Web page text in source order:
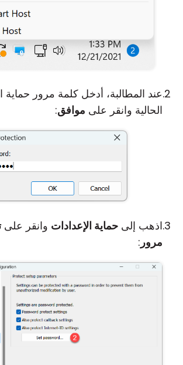
عند المطالبة، أدخل كلمة مرور حماية
الحالية وانقر على موافق:
اذهب إلى حماية الإعدادات وانقر على
مرور :